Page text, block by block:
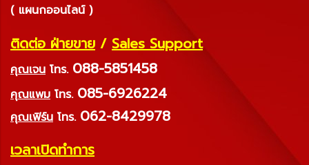
( แผนกออนไลน์ )
ติดต่อ ฝ่ายขาย / Sales Support
คุณเจน โทร. 088-5851458
คุณแพม โทร. 085-6926224
คุณเฟิร์น โทร. 062-8429978
เวลาเปิดทำการ